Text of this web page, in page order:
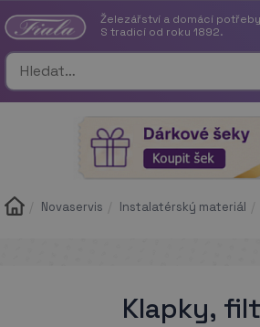
Železářství a domácí
S tradicí od roku 1892.
Novaservis Instalatérský materiál
Klapky,